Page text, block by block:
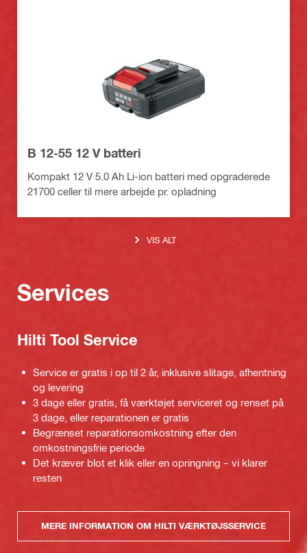
B 12-55 12 V batteri
Kompakt 12 V 5.0 Ah Li-ion batteri med opgraderede
21700 celler til mere arbejde pr. opladning
VIS ALT
Services
Hilti Tool Service
Service er gratis i op til 2 år, inklusive slitage, afhentning
og levering
3 dage eller gratis, få værktøjet serviceret og renset på
3 dage, eller reparationen er gratis
Begrænset reparationsomkostning efter den
omkostningsfrie periode
Det kræver blot et klik eller en opringning – vi klarer
resten
MERE INFORMATION OM HILTI VÆRKTØJSSERVICE